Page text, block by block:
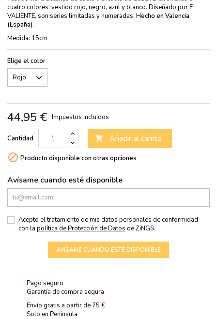
cuatro colores: vestido rojo, negro, azul y blanco. Diseñado por E
VALIENTE, son series limitadas y numeradas. Hecho en Valencia
(España).
Medida: 15cm
Elige el color
44,95 € Impuestos incluidos
Cantidad  Añadir al carrito
 Producto disponible con otras opciones
Avísame cuando esté disponible
Acepto el tratamiento de mis datos personales de conformidad
con la política de Protección de Datos de ZiNGS.
AVÍSAME CUANDO ESTÉ DISPONIBLE
Pago seguro
Garantía de compra segura
Envío gratis a partir de 75 €
Solo en Península